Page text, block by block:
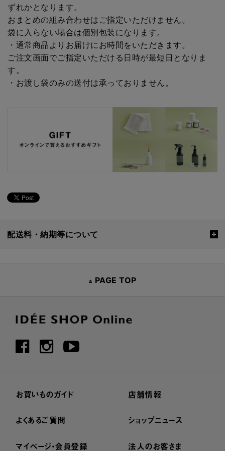
ずれかとなります。
おまとめの組み合わせはご指定いただけません。
袋に入らない場合は個別包装になります。
・通常商品よりお届けにお時間をいただきます。
ご注文画面でご指定いただける日時が最短日となりま
す。
・お渡し袋のみの送付は承っておりません。
配送料・納期等について
PAGE TOP
お買いものガイド
よくあるご質問
マイページ・会員登録
店舗情報
ショップニュース
法人のお客さま